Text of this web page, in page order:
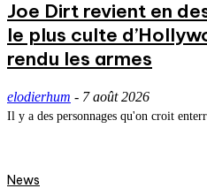
Joe Dirt revient en
le plus culte
rendu les armes
elodierhum - 7 août 2026
Il y a des personnages qu'on croit
News